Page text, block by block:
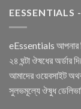
EESSENTIALS
eEssentials আপনার
২৪ ঘন্টা ঔষধের অর্ডার
আমাদের ওয়েবসাইট
সুলভমূল্যে ঔষুধ